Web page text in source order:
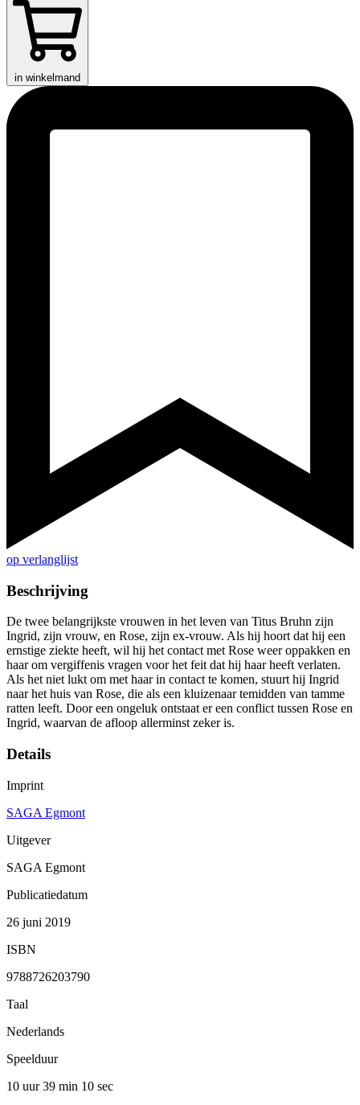
in winkelmand
op verlanglijst
Beschrijving
De twee belangrijkste vrouwen in het leven van Titus Bruhn zijn
Ingrid, zijn vrouw, en Rose, zijn ex-vrouw. Als hij hoort dat hij een
ernstige ziekte heeft, wil hij het contact met Rose weer oppakken en
haar om vergiffenis vragen voor het feit dat hij haar heeft verlaten.
Als het niet lukt om met haar in contact te komen, stuurt hij Ingrid
naar het huis van Rose, die als een kluizenaar temidden van tamme
ratten leeft. Door een ongeluk ontstaat er een conflict tussen Rose en
Ingrid, waarvan de afloop allerminst zeker is.
Details
Imprint
SAGA Egmont
Uitgever
SAGA Egmont
Publicatiedatum
26 juni 2019
ISBN
9788726203790
Taal
Nederlands
Speelduur
10 uur 39 min 10 sec